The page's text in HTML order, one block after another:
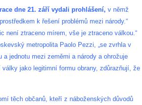
dne 21. září vydali prohlášení, v němž
k řešení problémů mezi národy.“
není ztraceno mírem, vše je ztraceno válkou.“
metropolita Paolo Pezzi, „se zvrhla v
jednotu mezi zeměmi a národy a ohrožuje
jako legitimní formu obrany, zdůrazňují, že
těch občanů, kteří z náboženských důvodů